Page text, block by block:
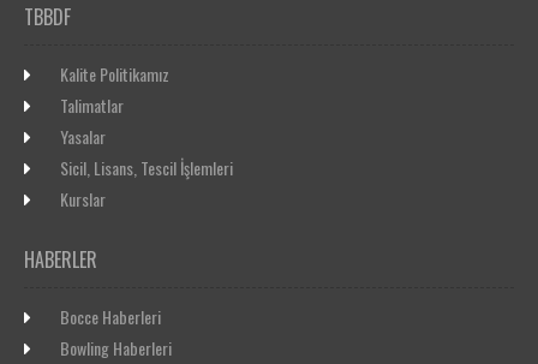
TBBDF
Kalite Politikamız
Talimatlar
Yasalar
Sicil, Lisans, Tescil İşlemleri
Kurslar
HABERLER
Bocce Haberleri
Bowling Haberleri